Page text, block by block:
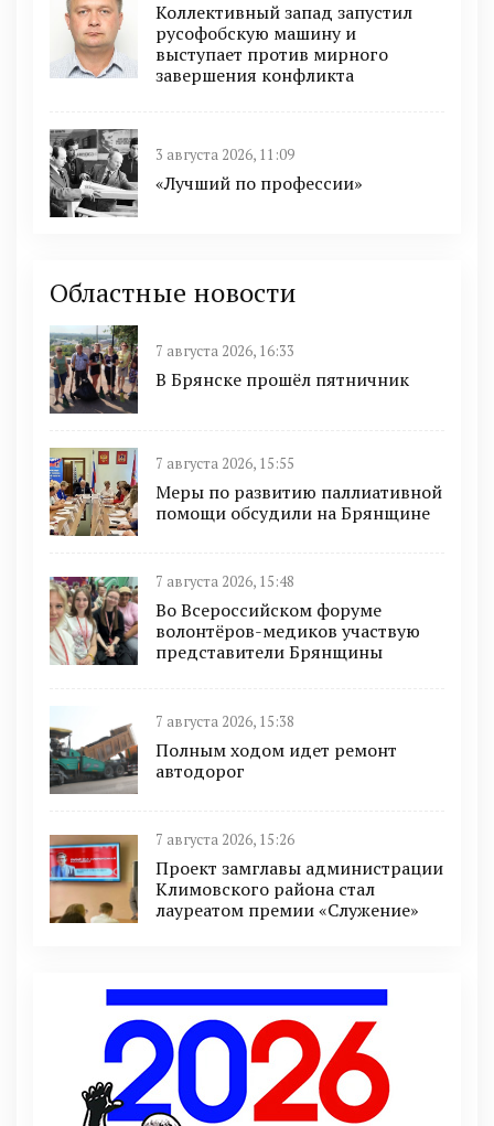
Коллективный запад запустил
русофобскую машину и
выступает против мирного
завершения конфликта
3 августа 2026, 11:09
«Лучший по профессии»
Областные новости
7 августа 2026, 16:33
В Брянске прошёл пятничник
7 августа 2026, 15:55
Меры по развитию паллиативной
помощи обсудили на Брянщине
7 августа 2026, 15:48
Во Всероссийском форуме
волонтёров-медиков участвую
представители Брянщины
7 августа 2026, 15:38
Полным ходом идет ремонт
автодорог
7 августа 2026, 15:26
Проект замглавы администрации
Климовского района стал
лауреатом премии «Служение»